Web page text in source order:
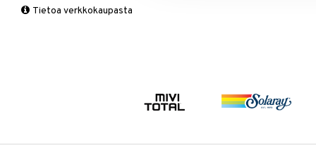
Multimineraalit
Suorituskyky
Tietoa verkkokaupasta